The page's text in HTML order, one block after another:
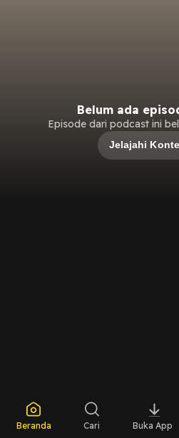
Belum ada
Episode dari podcast ini
Jelajahi
Beranda Cari Buka App